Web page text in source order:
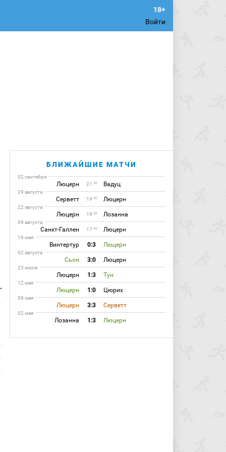
Войти
БЛИЖАЙШИЕ МАТЧИ
02 сентября
Люцерн 21 30 Вадуц
29 августа
Серветт 19 00 Люцерн
22 августа
Люцерн 19 00 Лозанна
09 августа
Санкт-Галлен 17 30 Люцерн
16 мая
Винтертур 0:3 Люцерн
02 августа
Сьон 3:0 Люцерн
25 июля
Люцерн 1:3 Тун
12 мая
Люцерн 1:0 Цюрих
09 мая
Люцерн 3:3 Серветт
02 мая
Лозанна 1:3 Люцерн